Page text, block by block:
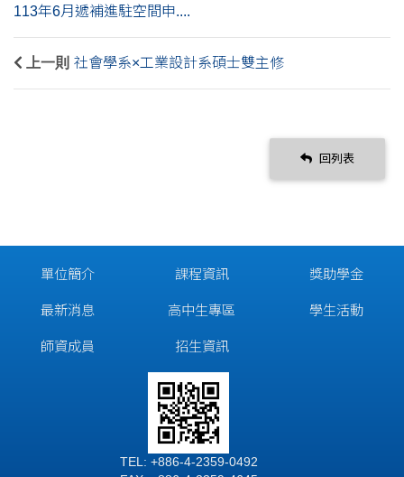
113年6月遞補進駐空間申....
上一則 社會學系×工業設計系碩士雙主修
回列表
單位簡介
最新消息
師資成員
課程資訊
高中生專區
招生資訊
獎助學金
學生活動
TEL: +886-4-2359-0492